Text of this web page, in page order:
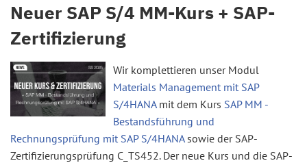
Neuer SAP S/4 MM-Kurs + SAP-
Zertifizierung
Wir komplettieren unser Modul
Materials Management mit SAP
S/4HANAmit dem Kurs SAP MM -
Bestandsführung und
Rechnungsprüfung mit SAP S/4HANAsowie der SAP-
Zertifizierungsprüfung C_TS452. Der neue Kurs und die SAP-